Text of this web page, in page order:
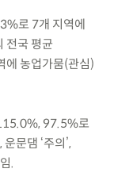
로 7개 지역에
전국 평균
에 농업가뭄(관심)
97.5%로
문댐 ‘주의’,
.